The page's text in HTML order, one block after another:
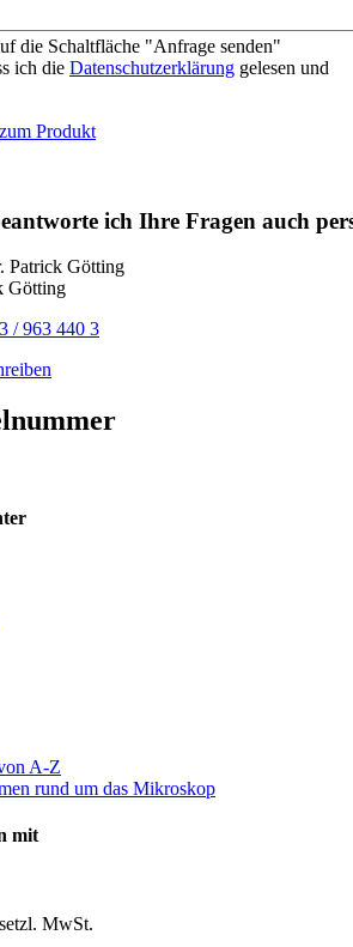
die Schaltfläche "Anfrage senden"
ich die Datenschutzerklärung gelesen und
Produkt
ich Ihre Fragen auch
Götting
/ 963 440 3
A-Z
rund um das Mikroskop
mit
MwSt.